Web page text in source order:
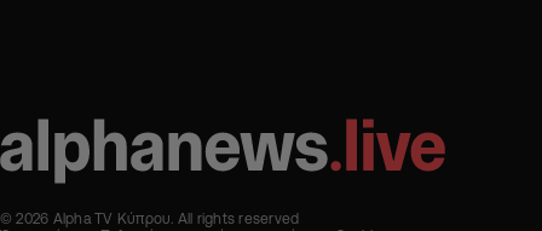
© 2026 Alpha TV Κύπρου. All rights reserved